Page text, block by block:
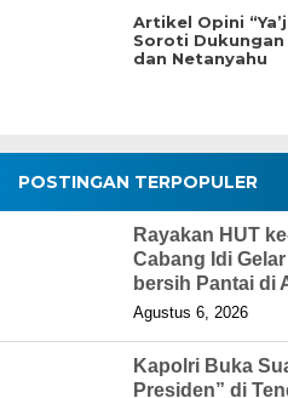
Artikel Opini
Soroti
dan Netanyahu
POSTINGAN TERPOPULER
Rayakan HUT
Cabang Idi
bersih Pantai di
Agustus 6, 2026
Kapolri Buka
Presiden” di